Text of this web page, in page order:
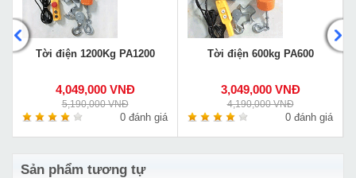
Tời điện 1200Kg PA1200
4,049,000 VNĐ
5,190,000 VNĐ
0 đánh giá
Tời điện 600kg PA600
3,049,000 VNĐ
4,190,000 VNĐ
0 đánh giá
Sản phẩm tương tự